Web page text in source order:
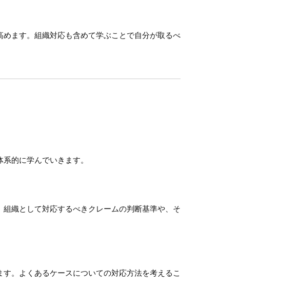
ます。組織対応も含めて学ぶことで自分が取るべ
的に学んでいきます。
織として対応するべきクレームの判断基準や、そ
。よくあるケースについての対応方法を考えるこ